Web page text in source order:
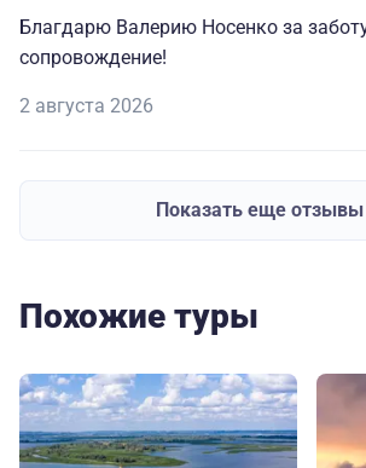
Благдарю Валерию Носенко за
сопровождение!
2 августа 2026
Показать еще отзывы
Похожие туры